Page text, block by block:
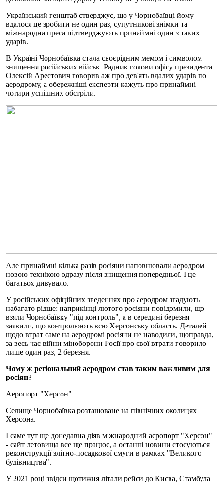
Український генштаб стверджує, що у Чорнобаївці йому
вдалося це зробити не один раз, супутникові знімки та
міжнародна преса підтверджують принаймні один з таких
ударів.
В Україні Чорнобаївка стала своєрідним мемом і символом
знищення російських військ. Радник голови офісу президента
Олексій Арестович говорив аж про дев'ять вдалих ударів по
аеродрому, а обережніші експерти кажуть про принаймні
чотири успішних обстріли.
Але принаймні кілька разів росіяни наповнювали аеродром
новою технікою одразу після знищення попередньої. І це
багатьох дивувало.
У російських офіційних зведеннях про аеродром згадують
набагато рідше: наприкінці лютого росіяни повідомили, що
взяли Чорнобаївку "під контроль", а в середині березня
заявили, що контролюють всю Херсонську область. Деталей
щодо втрат саме на аеродромі росіяни не наводили, щоправда,
за весь час війни міноборони Росії про свої втрати говорило
лише один раз, 2 березня.
Чому ж регіональний аеродром став таким важливим для
росіян?
Аеропорт "Херсон"
Селище Чорнобаївка розташоване на північних околицях
Херсона.
І саме тут ще донедавна діяв міжнародний аеропорт "Херсон"
- сайт летовища все ще працює, а останні новини стосуються
реконструкції злітно-посадкової смуги в рамках "Великого
будівництва".
У 2021 році звідси щотижня літали рейси до Києва, Стамбула